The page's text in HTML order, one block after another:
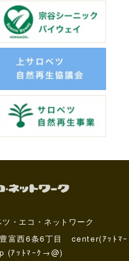
・エコ・ネットワーク
富西6条6丁目 center(ｱｯﾄﾏｰ
(ｱｯﾄﾏｰｸ→@)